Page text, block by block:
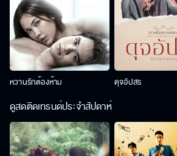
หวานรักต้องห้าม ดุจอัปสร
ดูสดติดเทรนด์ประจำสัปดาห์